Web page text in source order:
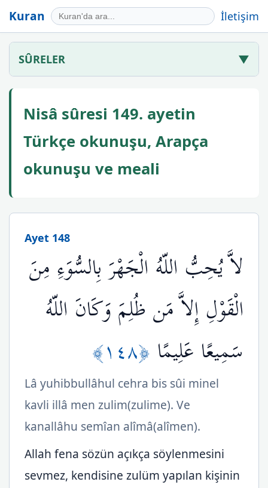
Kuran İletişim
SÛRELER ▼
Nisâ sûresi 149. ayetin
Türkçe okunuşu, Arapça
okunuşu ve meali
Ayet 148
لاَّ يُحِبُّ اللّهُ الْجَهْرَ بِالسُّوَءِ مِنَ
الْقَوْلِ إِلاَّ مَن ظُلِمَ وَكَانَ اللّهُ
سَمِيعًا عَلِيمًا ﴿١٤٨﴾
Lâ yuhibbullâhul cehra bis sûi minel
kavli illâ men zulim(zulime). Ve
kanallâhu semîan alîmâ(alîmen).
Allah fena sözün açıkça söylenmesini
sevmez, kendisine zulüm yapılan kişinin